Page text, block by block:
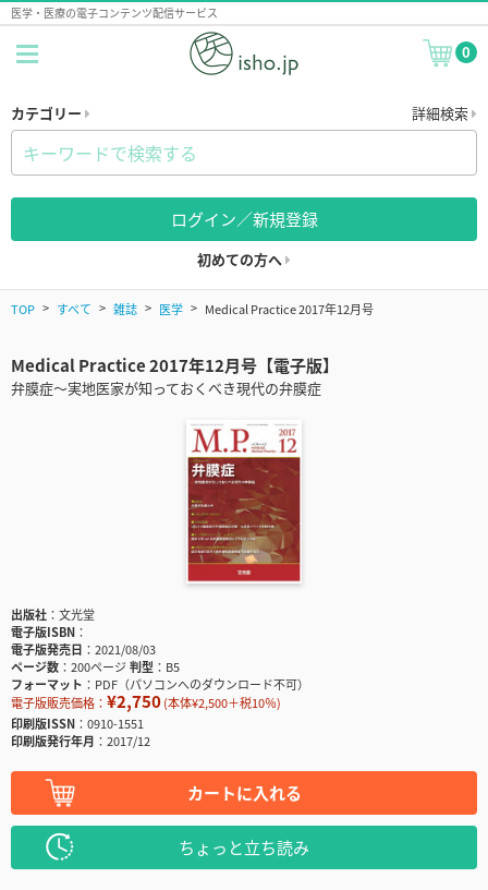
医学・医療の電子コンテンツ配信サービス
0
カテゴリー 詳細検索
ログイン／新規登録
初めての方へ
TOP すべて 雑誌 医学 Medical Practice 2017年12月号
Medical Practice 2017年12月号【電子版】
弁膜症～実地医家が知っておくべき現代の弁膜症
出版社
文光堂
電子版ISBN
電子版発売日
2021/08/03
ページ数
200ページ判型
B5
フォーマット
PDF（パソコンへのダウンロード不可）
電子版販売価格： ¥2,750(本体¥2,500＋税10％)
印刷版ISSN
0910-1551
印刷版発行年月
2017/12
カートに入れる
ちょっと立ち読み